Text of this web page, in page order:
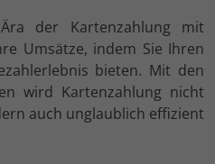
der Kartenzahlung mit
Umsätze, indem Sie Ihren
bieten. Mit den
wird Kartenzahlung nicht
auch unglaublich effizient